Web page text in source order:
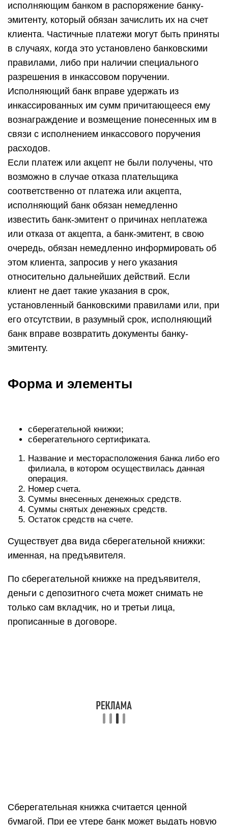
исполняющим банком в распоряжение банку-
эмитенту, который обязан зачислить их на счет
клиента. Частичные платежи могут быть приняты
в случаях, когда это установлено банковскими
правилами, либо при наличии специального
разрешения в инкассовом поручении.
Исполняющий банк вправе удержать из
инкассированных им сумм причитающееся ему
вознаграждение и возмещение понесенных им в
связи с исполнением инкассового поручения
расходов.
Если платеж или акцепт не были получены, что
возможно в случае отказа плательщика
соответственно от платежа или акцепта,
исполняющий банк обязан немедленно
известить банк-эмитент о причинах неплатежа
или отказа от акцепта, а банк-эмитент, в свою
очередь, обязан немедленно информировать об
этом клиента, запросив у него указания
относительно дальнейших действий. Если
клиент не дает такие указания в срок,
установленный банковскими правилами или, при
его отсутствии, в разумный срок, исполняющий
банк вправе возвратить документы банку-
эмитенту.
Форма и элементы
сберегательной книжки;
сберегательного сертификата.
Название и месторасположения банка либо его
филиала, в котором осуществилась данная
операция.
Номер счета.
Суммы внесенных денежных средств.
Суммы снятых денежных средств.
Остаток средств на счете.
Существует два вида сберегательной книжки:
именная, на предъявителя.
По сберегательной книжке на предъявителя,
деньги с депозитного счета может снимать не
только сам вкладчик, но и третьи лица,
прописанные в договоре.
Сберегательная книжка считается ценной
бумагой. При ее утере банк может выдать новую